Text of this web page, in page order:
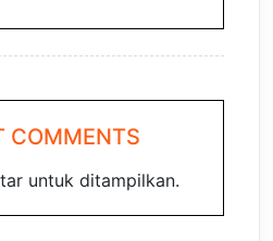
COMMENTS
untuk ditampilkan.